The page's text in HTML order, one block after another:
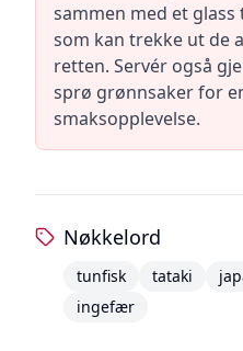
sammen med et
som kan trekke ut de
retten. Servér også
sprø grønnsaker for
smaksopplevelse.
Nøkkelord
tunfisk tataki
ingefær